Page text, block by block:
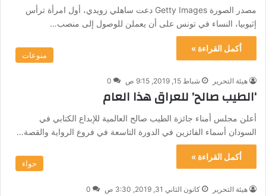
مصدر الصورة Getty Images دعت ساهلي زويدي، أول امرأة ترأس
إثيوبيا، النساء في تونس على أن يعملن للوصول إلى منصب…
أكمل القراءة »
منوعات
هيئة التحرير شباط 15, 2019, 9:15 ص 0
‘الطيب صالح’ للعراق هذا العام
أعلن مجلس أمناء جائزة الطيب صالح العالمية للإبداع الكتابي في
السودان أسماء الفائزين في الدورة التاسعة في فروع الرواية والقصة…
أكمل القراءة »
حواء
هيئة التحرير كانون الثاني 31, 2019, 3:30 ص 0